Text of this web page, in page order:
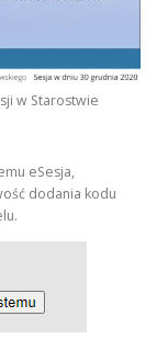
w Starostwie
eSesja,
dodania kodu